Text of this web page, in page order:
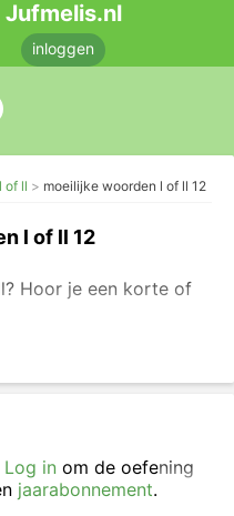
Jufmelis.nl
inloggen
of ll moeilijke woorden l of ll 12
l of ll 12
Hoor je een korte of
l
in: l of ll.
Log in om de oefening
jaarabonnement.